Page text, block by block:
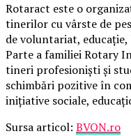
Rotaract este o
tinerilor cu vârste de
de voluntariat,
Parte a familiei Rotary
tineri profesioniști și
schimbări pozitive în
inițiative sociale,
Sursa articol: BVON.ro